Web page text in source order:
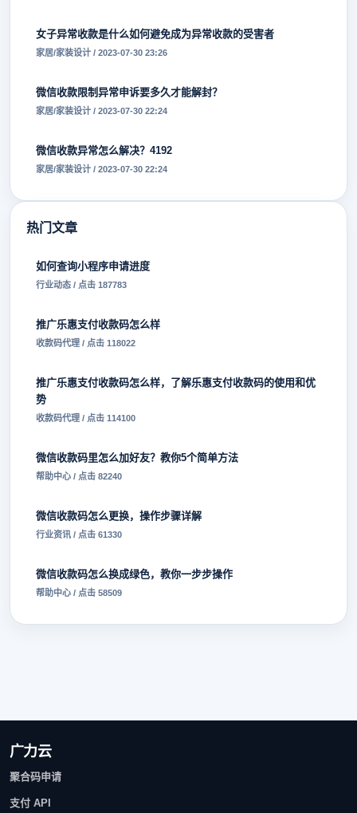
女子异常收款是什么如何避免成为异常收款的受害者
家居/家装设计 / 2023-07-30 23:26
微信收款限制异常申诉要多久才能解封？
家居/家装设计 / 2023-07-30 22:24
微信收款异常怎么解决？4192
家居/家装设计 / 2023-07-30 22:24
热门文章
如何查询小程序申请进度
行业动态 / 点击 187783
推广乐惠支付收款码怎么样
收款码代理 / 点击 118022
推广乐惠支付收款码怎么样，了解乐惠支付收款码的使用和优
势
收款码代理 / 点击 114100
微信收款码里怎么加好友？教你5个简单方法
帮助中心 / 点击 82240
微信收款码怎么更换，操作步骤详解
行业资讯 / 点击 61330
微信收款码怎么换成绿色，教你一步步操作
帮助中心 / 点击 58509
广力云
聚合码申请
支付 API